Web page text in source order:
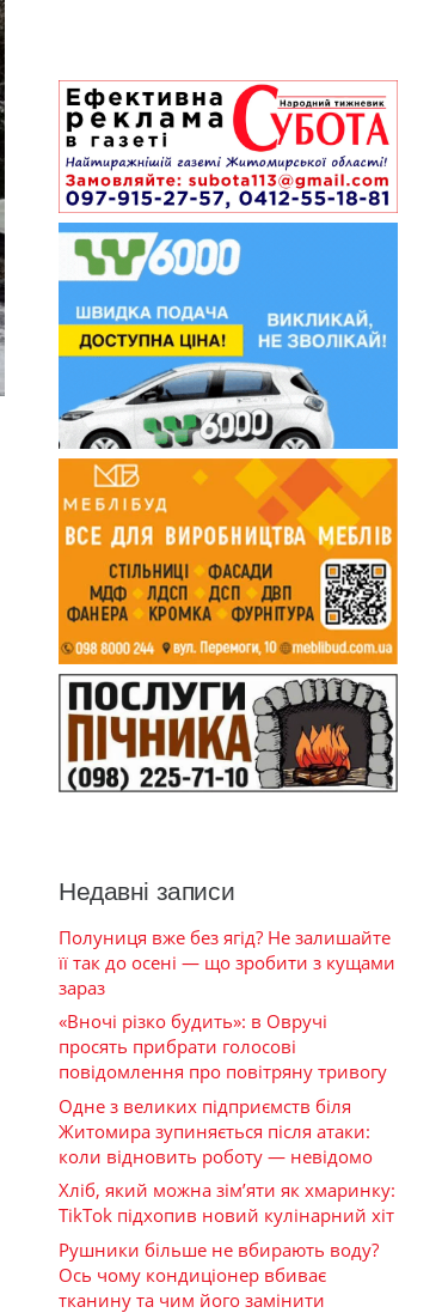
Недавні записи
Полуниця вже без ягід? Не залишайте
її так до осені — що зробити з кущами
зараз
«Вночі різко будить»: в Овручі
просять прибрати голосові
повідомлення про повітряну тривогу
Одне з великих підприємств біля
Житомира зупиняється після атаки:
коли відновить роботу — невідомо
Хліб, який можна зім’яти як хмаринку:
TikTok підхопив новий кулінарний хіт
Рушники більше не вбирають воду?
Ось чому кондиціонер вбиває
тканину та чим його замінити